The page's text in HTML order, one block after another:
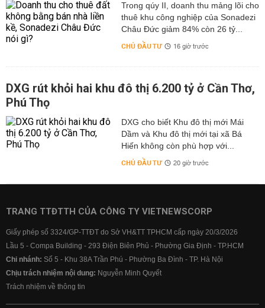
Trong qúy II, doanh thu mảng lõi cho
thuê khu công nghiệp của Sonadezi
Châu Đức giảm 84% còn 26 tỷ...
CHỦ ĐẦU TƯ 16 giờ trước
DXG rút khỏi hai khu đô thị 6.200 tỷ ở Cần Thơ,
Phú Thọ
DXG cho biết Khu đô thị mới Mái
Dầm và Khu đô thị mới tại xã Bá
Hiến không còn phù hợp với...
CHỦ ĐẦU TƯ 20 giờ trước
TRANG TTĐTTH CỦA CÔNG TY VIETNEWSCORP
Giấy phép số 3324/GP-TTĐT do Sở VH&TT TPHCM cấp ngày 20/3/2026
Lầu 5 - Compa Building - 293 Điện Biên Phủ - Phường Gia Định - TP.HCM
Chi nhánh: Số 5 - Khu 38A Trần Phú - Phường Ba Đình - TP. Hà Nội
Chịu trách nhiệm nội dung: Nguyễn Minh Quyết
Trách nhiệm về thông tin